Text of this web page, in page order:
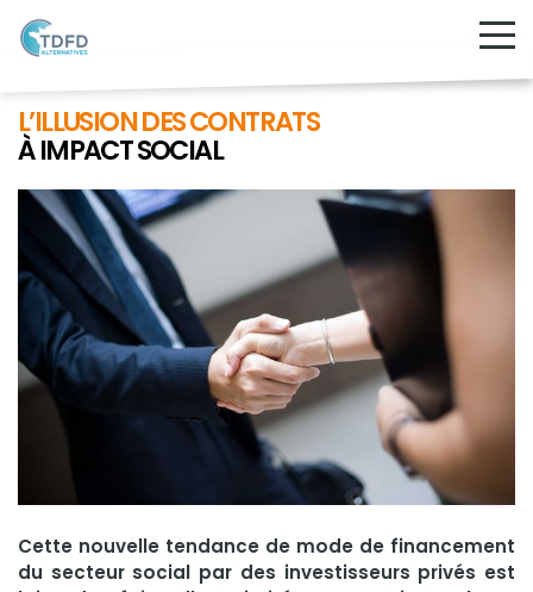
L’ILLUSION DES CONTRATS
À IMPACT SOCIAL
Cette nouvelle tendance de mode de financement
du secteur social par des investisseurs privés est